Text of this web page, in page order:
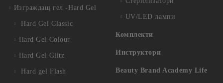
Изграждащ гел -Hard Gel
Hard Gel Classic
Hard Gel Colour
Hard Gel Glitz
Hard gel Flash
UV/LED лампи
Комплекти
Инструктори
Beauty Brand Academy Life